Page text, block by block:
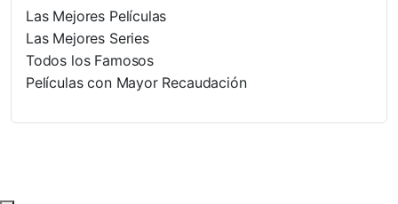
Las Mejores Películas
Las Mejores Series
Todos los Famosos
Películas con Mayor Recaudación